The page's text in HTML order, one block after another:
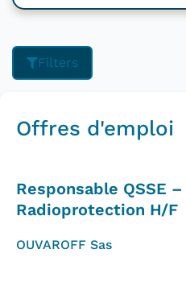
Filters
Offres d'emploi
Responsable QSSE –
Radioprotection H/F
OUVAROFF Sas